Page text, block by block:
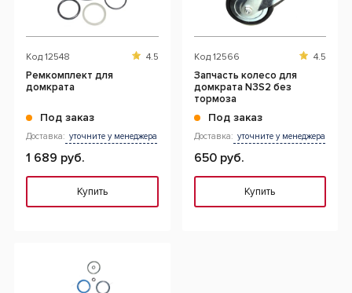
Код 12548 4.5
Ремкомплект для
домкрата
Под заказ
Доставка: уточните у менеджера
1 689 руб.
Купить
Код 12566 4.5
Запчасть колесо для
домкрата N3S2 без
тормоза
Под заказ
Доставка: уточните у менеджера
650 руб.
Купить